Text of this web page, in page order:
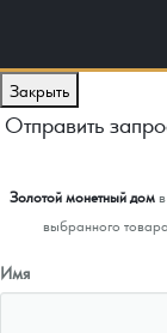
Закрыть
Отправить
Золотой монетный дом
выбранного
Имя